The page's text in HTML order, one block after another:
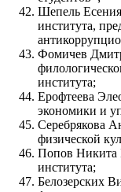
Шепель
института,
Фомичев
института;
Ерофтеева
экономики и
Серебрякова
физической
Попов Никита
института;
Белозерских